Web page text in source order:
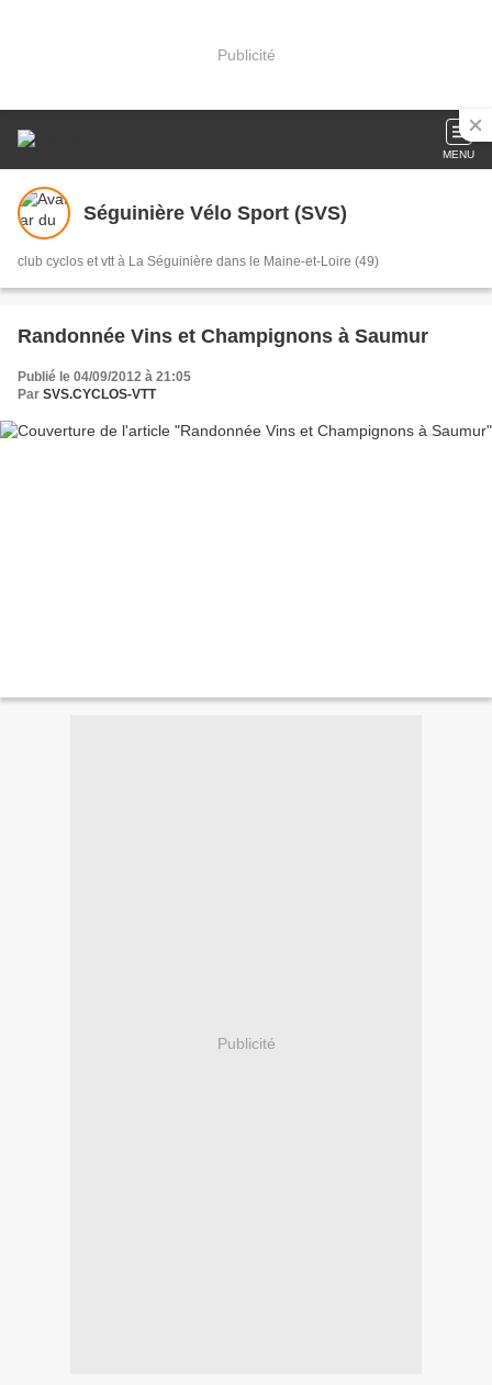
Publicité
MENU
Séguinière Vélo Sport (SVS)
club cyclos et vtt à La Séguinière dans le Maine-et-Loire (49)
Randonnée Vins et Champignons à Saumur
Publié le 04/09/2012 à 21:05
Par SVS.CYCLOS-VTT
Publicité